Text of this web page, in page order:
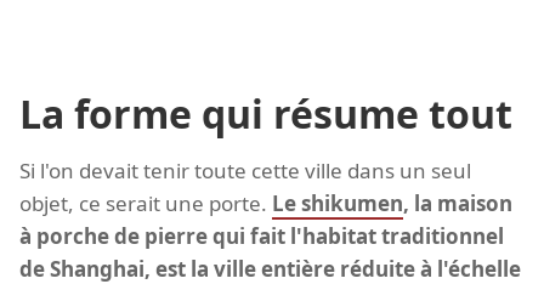
La forme qui résume tout
Si l'on devait tenir toute cette ville dans un seul
objet, ce serait une porte. Le shikumen, la maison
à porche de pierre qui fait l'habitat traditionnel
de Shanghai, est la ville entière réduite à l'échelle